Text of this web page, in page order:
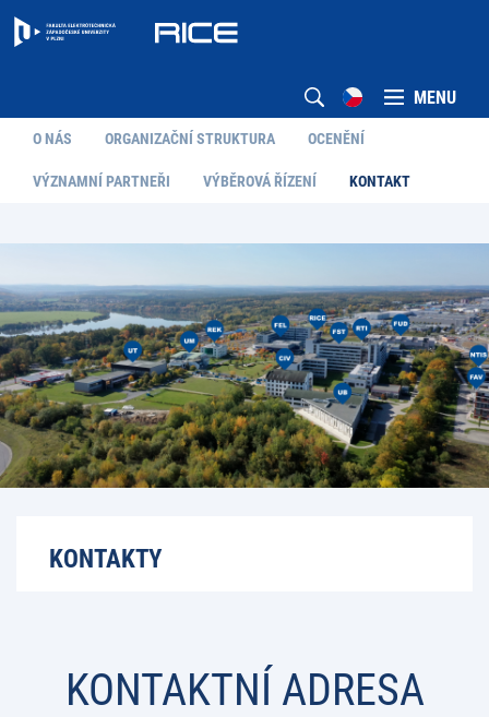
MENU
O NÁS ORGANIZAČNÍ STRUKTURA OCENĚNÍ
VÝZNAMNÍ PARTNEŘI VÝBĚROVÁ ŘÍZENÍ KONTAKT
KONTAKTY
KONTAKTNÍ ADRESA